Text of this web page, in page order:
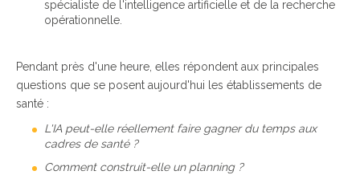
spécialiste de l'intelligence artificielle et de la recherche
opérationnelle.
Pendant près d'une heure, elles répondent aux principales
questions que se posent aujourd'hui les établissements de
santé :
L'IA peut-elle réellement faire gagner du temps aux
cadres de santé ?
Comment construit-elle un planning ?